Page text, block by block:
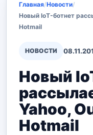
Главная/Новости/
Новый IoT-ботнет
Hotmail
НОВОСТИ
Новый
Yahoo,
Hotmail